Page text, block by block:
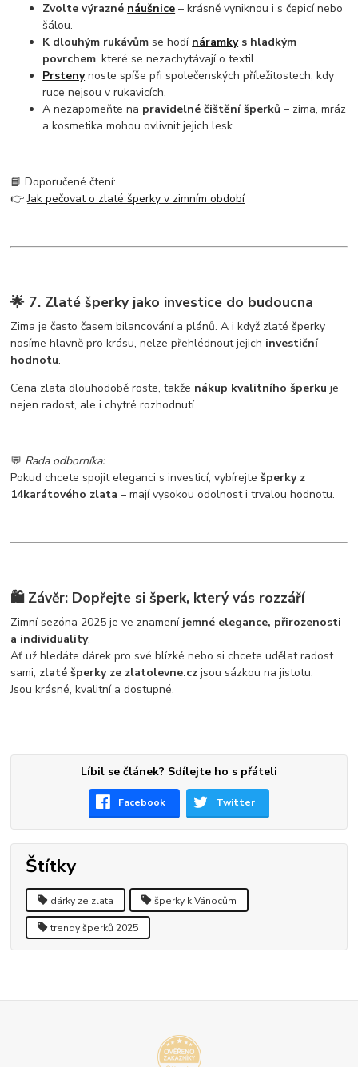
Zvolte výrazné náušnice – krásně vyniknou i s čepicí nebo
šálou.
K dlouhým rukávům se hodí náramkys hladkým
povrchem, které se nezachytávají o textil.
Prstenynoste spíše při společenských příležitostech, kdy
ruce nejsou v rukavicích.
A nezapomeňte na pravidelné čištění šperků – zima, mráz
a kosmetika mohou ovlivnit jejich lesk.
📘 Doporučené čtení:
👉Jak pečovat o zlaté šperky v zimním období
🌟 7. Zlaté šperky jako investice do budoucna
Zima je často časem bilancování a plánů. A i když zlaté šperky
nosíme hlavně pro krásu, nelze přehlédnout jejich investiční
hodnotu.
Cena zlata dlouhodobě roste, takže nákup kvalitního šperku je
nejen radost, ale i chytré rozhodnutí.
💬 Rada odborníka:
Pokud chcete spojit eleganci s investicí, vybírejtešperky z
14karátového zlata – mají vysokou odolnost i trvalou hodnotu.
🛍️ Závěr: Dopřejte si šperk, který vás rozzáří
Zimní sezóna 2025 je ve znamení jemné elegance, přirozenosti
a individuality.
Ať už hledáte dárek pro své blízké nebo si chcete udělat radost
sami, zlaté šperky ze zlatolevne.cz jsou sázkou na jistotu.
Jsou krásné, kvalitní a dostupné.
Líbil se článek? Sdílejte ho s přáteli
Facebook Twitter
Štítky
dárky ze zlata šperky k Vánocům
trendy šperků 2025